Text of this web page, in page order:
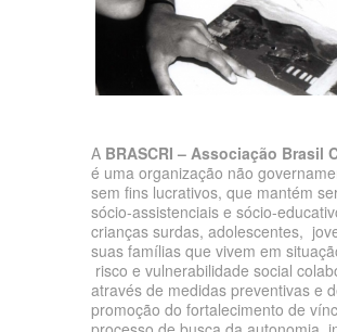
A BRASCRI – Associação Brasil
é uma organização não
sem fins lucrativos, que mantém
sócio-assistenciais e sócio-
crianças surdas, adolescentes,
suas famílias que vivem em
risco e vulnerabilidade social
através de medidas preventivas e
promoção do fortalecimento de